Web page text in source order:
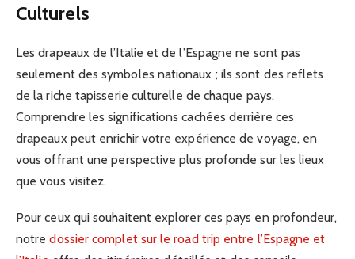
Culturels
Les drapeaux de l’Italie et de l’Espagne ne sont pas
seulement des symboles nationaux ; ils sont des reflets
de la riche tapisserie culturelle de chaque pays.
Comprendre les significations cachées derrière ces
drapeaux peut enrichir votre expérience de voyage, en
vous offrant une perspective plus profonde sur les lieux
que vous visitez.
Pour ceux qui souhaitent explorer ces pays en profondeur,
notredossier complet sur le road trip entre l’Espagne et